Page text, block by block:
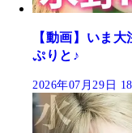
【動画】いま
ぷりと♪
2026年07月29日